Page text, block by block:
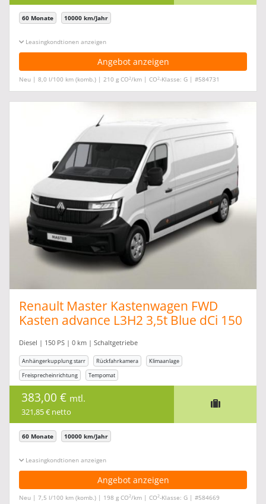
60 Monate 10000 km/Jahr
Leasingkonditionen ein-/ausblenden
Angebot anzeigen
Neu | 8,0 l/100 km (komb.) | 210 g CO2/km | CO2-Klasse: G | #584731
Renault Master Kastenwagen FWD
Kasten advance L3H2 3,5t Blue dCi 150
Diesel | 150 PS | 0 km | Schaltgetriebe
Anhängerkupplung starr Rückfahrkamera
Klimaanlage
Freisprecheinrichtung
Tempomat
383,00 € mtl.
321,85 € netto
60 Monate 10000 km/Jahr
Leasingkonditionen ein-/ausblenden
Angebot anzeigen
Neu | 7,5 l/100 km (komb.) | 198 g CO2/km | CO2-Klasse: G | #584669